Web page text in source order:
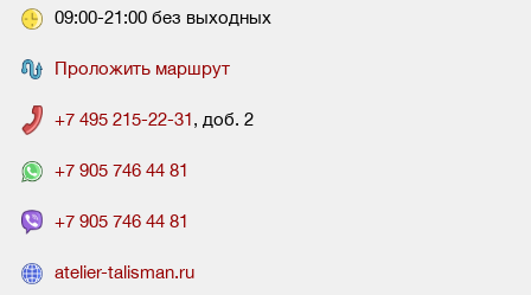
09:00-21:00 без выходных
Проложить маршрут
+7 495 215-22-31, доб. 2
+7 905 746 44 81
+7 905 746 44 81
atelier-talisman.ru